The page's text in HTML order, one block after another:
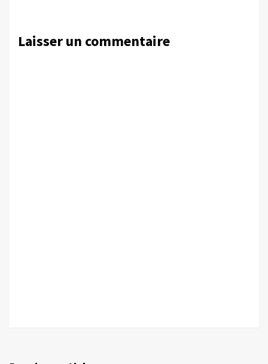
Laisser un commentaire